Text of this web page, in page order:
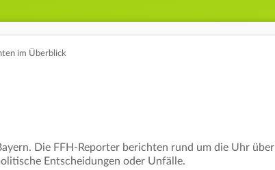
im Überblick
Die FFH-Reporter berichten rund um die Uhr
Entscheidungen oder Unfälle.